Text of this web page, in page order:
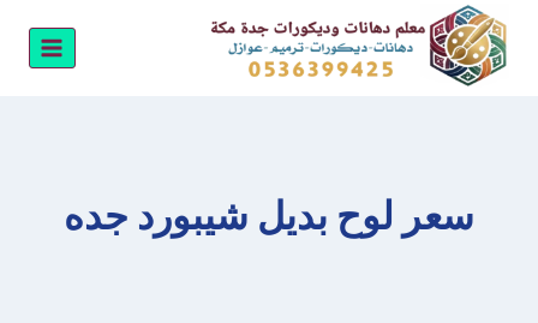
التجاوز
المحتوى
سعر لوح بديل شيبورد جده